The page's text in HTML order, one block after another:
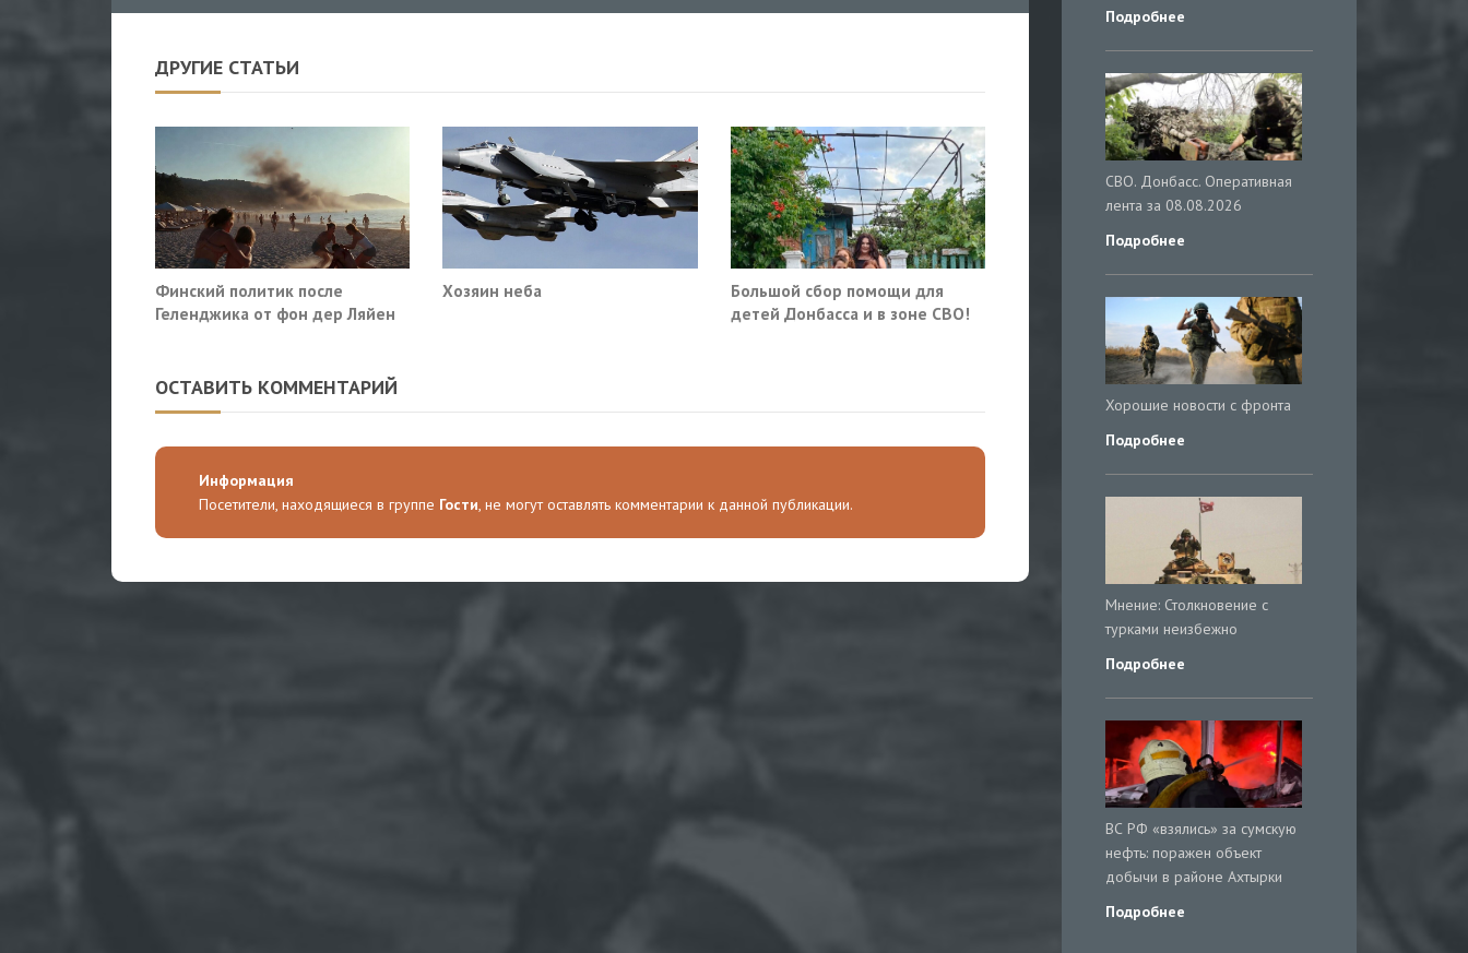
ДРУГИЕ СТАТЬИ
Финский политик после
Геленджика от фон дер Ляйен
Хозяин неба
Большой сбор помощи для
детей Донбасса и в зоне СВО!
ОСТАВИТЬ КОММЕНТАРИЙ
Информация
Посетители, находящиеся в группе Гости, не могут оставлять комментарии к данной публикации.
Подробнее
СВО. Донбасс. Оперативная
лента за 08.08.2026
Подробнее
Хорошие новости с фронта
Подробнее
Мнение: Столкновение с
турками неизбежно
Подробнее
ВС РФ «взялись» за сумскую
нефть: поражен объект
добычи в районе Ахтырки
Подробнее